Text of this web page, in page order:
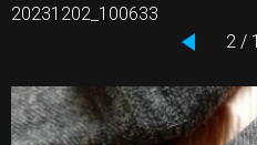
20231202_100633
2 /